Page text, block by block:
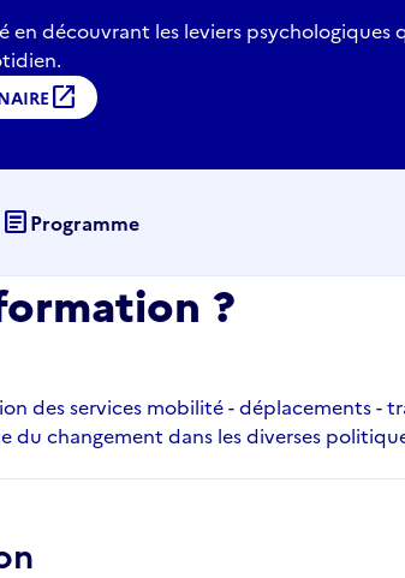
en découvrant les leviers
open_in_new
articleProgramme
?
des services mobilité - déplacements -
changement dans les diverses